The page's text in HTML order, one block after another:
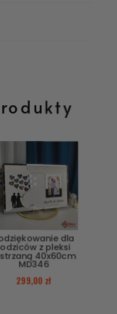
dla
z pleksi
40x60cm
MD346
299,00 zł